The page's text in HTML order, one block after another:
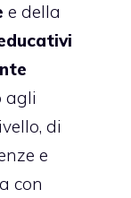
e della
agli
di
e
con